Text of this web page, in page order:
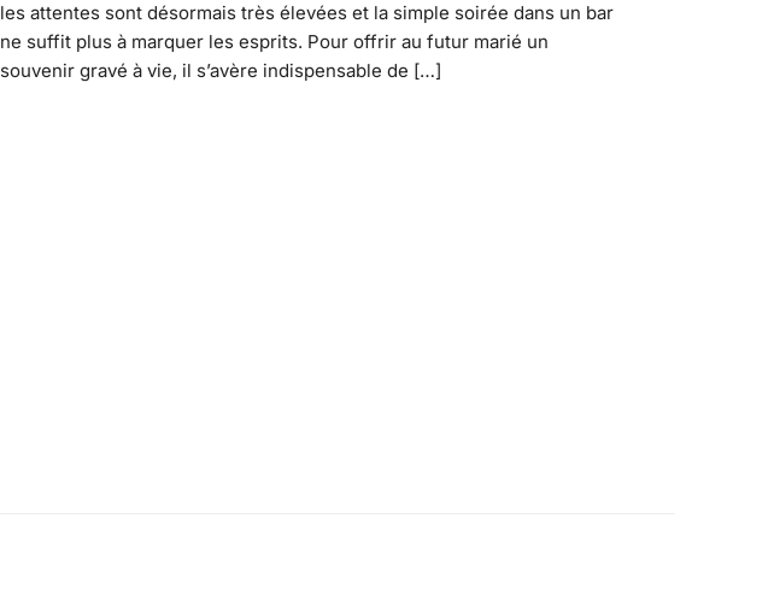
les attentes sont désormais très élevées et la simple soirée dans un bar
ne suffit plus à marquer les esprits. Pour offrir au futur marié un
souvenir gravé à vie, il s’avère indispensable de […]